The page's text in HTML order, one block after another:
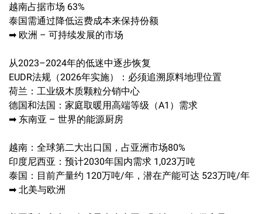
越南占据市场 63%
泰国需通过降低运费成本来保持份额
➡ 欧洲 – 可持续发展的市场
从2023–2024年的低迷中逐步恢复
EUDR法规（2026年实施）：必须追溯原料地理位置
荷兰：工业级木质颗粒分销中心
德国和法国：家庭取暖用高端等级（A1）需求
➡ 东南亚 – 世界的能源厨房
越南：全球第二大出口国，占亚洲市场80%
印度尼西亚：预计2030年国内需求 1,023万吨
泰国：目前产量约 120万吨/年，潜在产能可达 523万吨/年
➡ 北美与欧洲